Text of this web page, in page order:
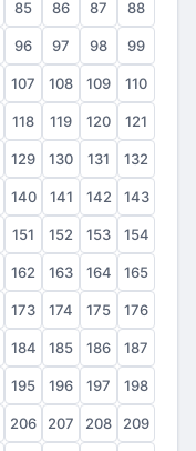
85 86 87 88
96 97 98 99
107 108 109 110
118 119 120 121
129 130 131 132
140 141 142 143
151 152 153 154
162 163 164 165
173 174 175 176
184 185 186 187
195 196 197 198
206 207 208 209